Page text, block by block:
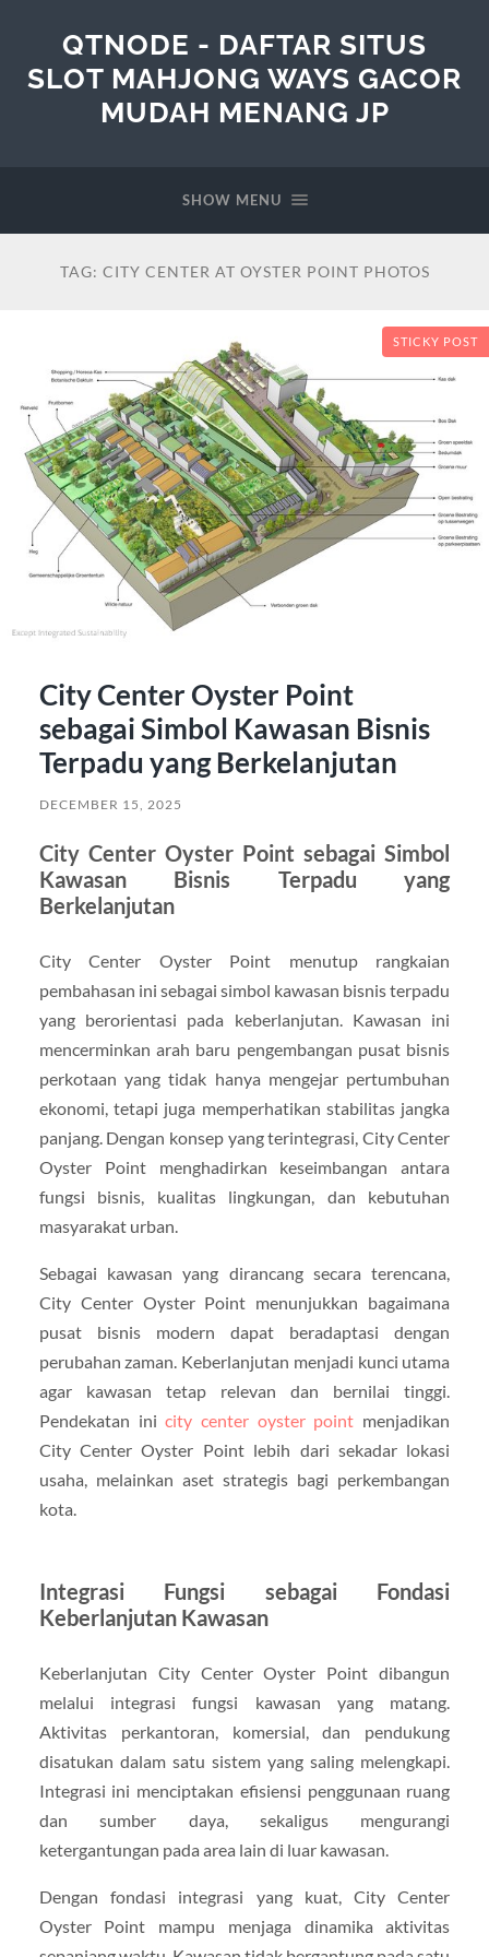
QTNODE - DAFTAR SITUS
SLOT MAHJONG WAYS GACOR
MUDAH MENANG JP
SHOW MENU
TAG: CITY CENTER AT OYSTER POINT PHOTOS
STICKY POST
City Center Oyster Point
sebagai Simbol Kawasan Bisnis
Terpadu yang Berkelanjutan
DECEMBER 15, 2025
City Center Oyster Point sebagai Simbol
Kawasan Bisnis Terpadu yang
Berkelanjutan
City Center Oyster Point menutup rangkaian
pembahasan ini sebagai simbol kawasan bisnis terpadu
yang berorientasi pada keberlanjutan. Kawasan ini
mencerminkan arah baru pengembangan pusat bisnis
perkotaan yang tidak hanya mengejar pertumbuhan
ekonomi, tetapi juga memperhatikan stabilitas jangka
panjang. Dengan konsep yang terintegrasi, City Center
Oyster Point menghadirkan keseimbangan antara
fungsi bisnis, kualitas lingkungan, dan kebutuhan
masyarakat urban.
Sebagai kawasan yang dirancang secara terencana,
City Center Oyster Point menunjukkan bagaimana
pusat bisnis modern dapat beradaptasi dengan
perubahan zaman. Keberlanjutan menjadi kunci utama
agar kawasan tetap relevan dan bernilai tinggi.
Pendekatan inicity center oyster point menjadikan
City Center Oyster Point lebih dari sekadar lokasi
usaha, melainkan aset strategis bagi perkembangan
kota.
Integrasi Fungsi sebagai Fondasi
Keberlanjutan Kawasan
Keberlanjutan City Center Oyster Point dibangun
melalui integrasi fungsi kawasan yang matang.
Aktivitas perkantoran, komersial, dan pendukung
disatukan dalam satu sistem yang saling melengkapi.
Integrasi ini menciptakan efisiensi penggunaan ruang
dan sumber daya, sekaligus mengurangi
ketergantungan pada area lain di luar kawasan.
Dengan fondasi integrasi yang kuat, City Center
Oyster Point mampu menjaga dinamika aktivitas